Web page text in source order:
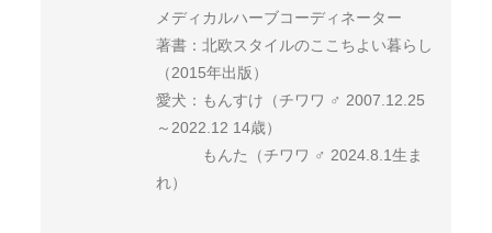
メディカルハーブコーディネーター
著書：北欧スタイルのここちよい暮らし
（2015年出版）
愛犬：もんすけ（チワワ ♂ 2007.12.25
～2022.12 14歳）
もんた（チワワ ♂ 2024.8.1生ま
れ）